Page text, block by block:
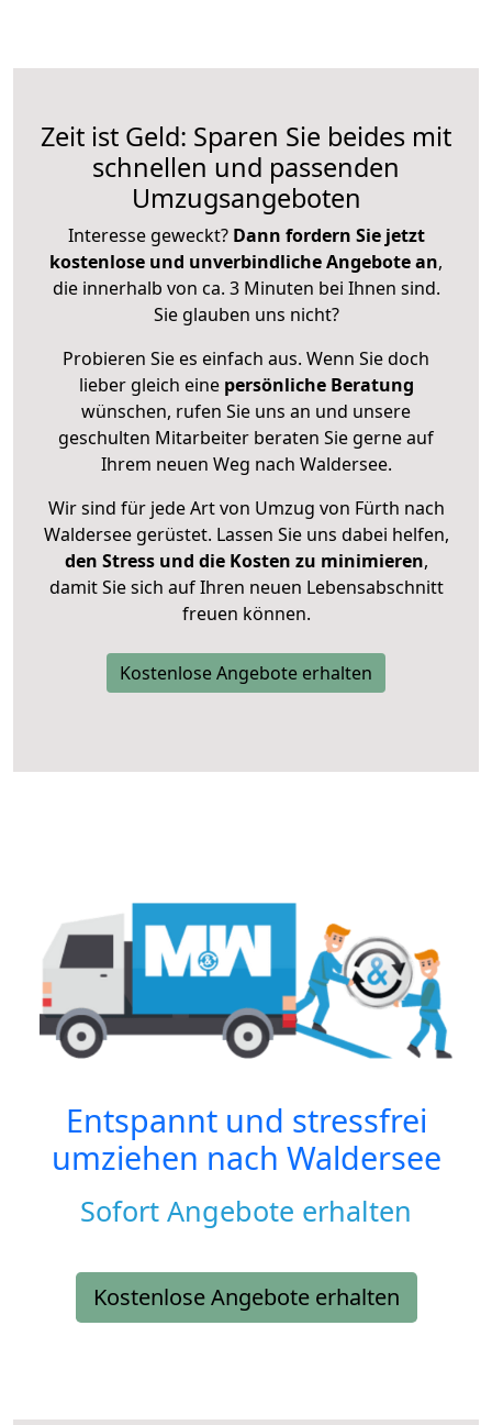
Zeit ist Geld: Sparen Sie beides mit
schnellen und passenden
Umzugsangeboten
Interesse geweckt? Dann fordern Sie jetzt
kostenlose und unverbindliche Angebote an,
die innerhalb von ca. 3 Minuten bei Ihnen sind.
Sie glauben uns nicht?
Probieren Sie es einfach aus. Wenn Sie doch
lieber gleich eine persönliche Beratung
wünschen, rufen Sie uns an und unsere
geschulten Mitarbeiter beraten Sie gerne auf
Ihrem neuen Weg nach Waldersee.
Wir sind für jede Art von Umzug von Fürth nach
Waldersee gerüstet. Lassen Sie uns dabei helfen,
den Stress und die Kosten zu minimieren,
damit Sie sich auf Ihren neuen Lebensabschnitt
freuen können.
Kostenlose Angebote erhalten
Entspannt und stressfrei
umziehen nach Waldersee
Sofort Angebote erhalten
Kostenlose Angebote erhalten